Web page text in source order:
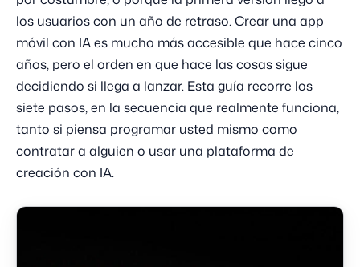
los usuarios con un año de retraso. Crear una app
móvil con IA es mucho más accesible que hace cinco
años, pero el orden en que hace las cosas sigue
decidiendo si llega a lanzar. Esta guía recorre los
siete pasos, en la secuencia que realmente funciona,
tanto si piensa programar usted mismo como
contratar a alguien o usar una plataforma de
creación con IA.